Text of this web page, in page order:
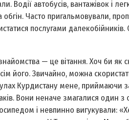
Водії автобусів, вантажівок і
Часто пригальмовували,
послугами
— це вітання. Хоч би
його. Звичайно, можна
Курдистану мене, прий­маючи
Вони неначе змагалися один з
і невпинно вигукували: